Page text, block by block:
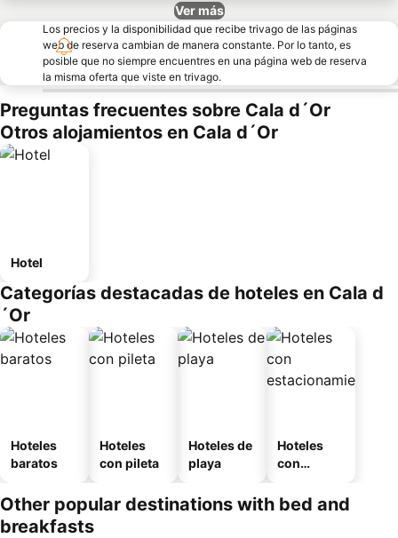
Ver más
Los precios y la disponibilidad que recibe trivago de las páginas
web de reserva cambian de manera constante. Por lo tanto, es
posible que no siempre encuentres en una página web de reserva
la misma oferta que viste en trivago.
Preguntas frecuentes sobre Cala d´Or
Otros alojamientos en Cala d´Or
Hotel
Categorías destacadas de hoteles en Cala d
´Or
Hoteles
baratos
Hoteles
con pileta
Hoteles de
playa
Hoteles
con
miento
Other popular destinations with bed and
breakfasts